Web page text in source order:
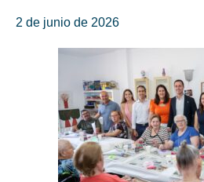
2 de junio de 2026